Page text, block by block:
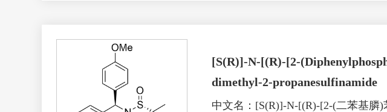
[S(R)]-N-[(R)-[2-
dimethyl-2-propanesulfinamide
中文名：[S(R)]-N-[(R)-[2-(二苯基膦